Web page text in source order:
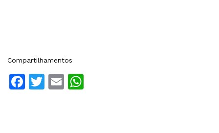
Compartilhamentos
Facebook
Twitter
Email